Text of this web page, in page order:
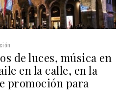
de luces, música en
en la calle, en la
promoción para